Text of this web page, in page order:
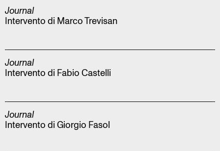
Journal
Intervento di Marco Trevisan
Journal
Intervento di Fabio Castelli
Journal
Intervento di Giorgio Fasol